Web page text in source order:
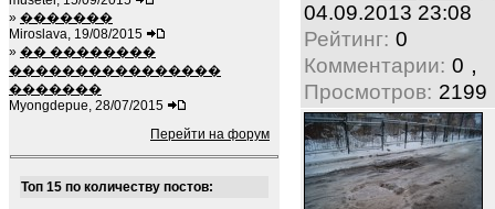
» �������
Miroslava, 19/08/2015
» �� ��������
����������������
�������
Myongdepue, 28/07/2015
Перейти на форум
Топ 15 по количеству постов:
04.09.2013 23:08
Рейтинг: 0
Комментарии: 0 ,
Просмотров: 2199